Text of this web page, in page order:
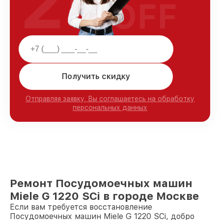
Получить скидку
Отправляя заявку, Вы соглашаетесь на обработку
персональных данных
OFF
Ремонт Посудомоечных машин
Miele G 1220 SCi в городе Москве
Если вам требуется восстановление
Посудомоечных машин Miele G 1220 SCi, добро